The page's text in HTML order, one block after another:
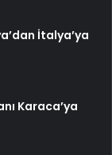
İtalya’ya
Karaca’ya